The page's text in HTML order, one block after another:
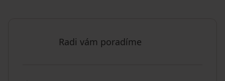
Radi vám poradíme